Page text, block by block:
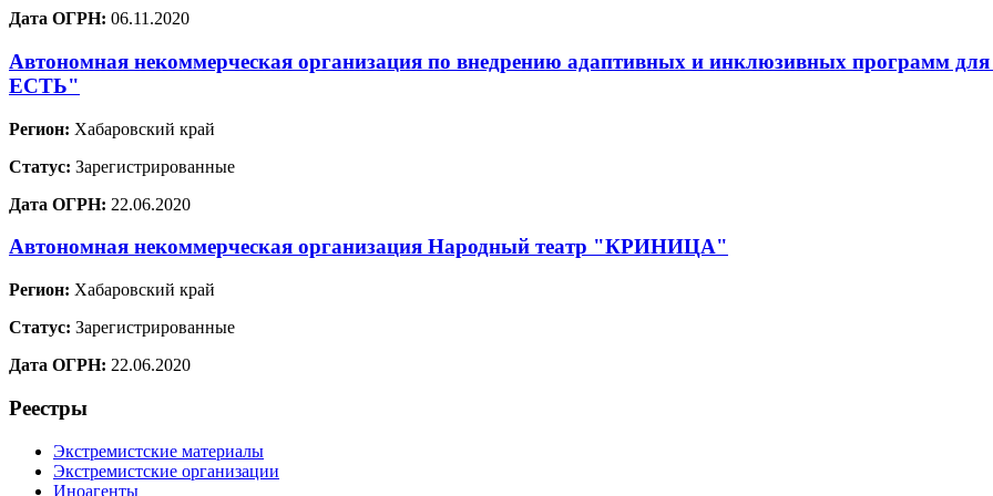
Дата ОГРН: 06.11.2020
Автономная некоммерческая организация по внедрению адаптивных и инклюзивных программ для
ЕСТЬ"
Регион: Хабаровский край
Статус: Зарегистрированные
Дата ОГРН: 22.06.2020
Автономная некоммерческая организация Народный театр "КРИНИЦА"
Регион: Хабаровский край
Статус: Зарегистрированные
Дата ОГРН: 22.06.2020
Реестры
Экстремистские материалы
Экстремистские организации
Иноагенты